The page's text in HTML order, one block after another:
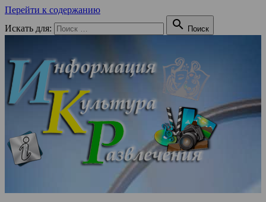
Перейти к содержанию
Искать для:
 Поиск